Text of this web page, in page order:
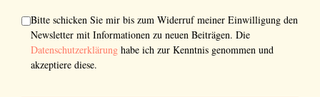
Bitte schicken Sie mir bis zum Widerruf meiner Einwilligung den
Newsletter mit Informationen zu neuen Beiträgen. Die
Datenschutzerklärung habe ich zur Kenntnis genommen und
akzeptiere diese.